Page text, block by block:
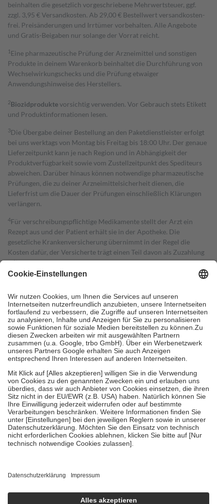
beinhalten die gesetzlich vorgeschriebene Mehrwertsteuer, ggf.
zzgl. 3,95 € Versandkosten. Ab 29,00 € Bestell­wert versand­kosten­
frei. Preisänderungen und Irrtümer vorbehalten. Alle Angebote
und Gratis-Beigaben nur solange der Vorrat reicht.
1 Eine pharmazeutische Prüfung der Arzneimittel und sonstigen
Produkte in deinem Warenkorb beinhaltet die Durchführung von
Wechselwirkungschecks und die Prüfung etwaiger
Anwendungshinweise des Herstellers.
2Biozidproduktevorsichtig verwenden. Vor Gebrauch stets Etikett
und Produktinformationen lesen.
3Die Übergabe deiner Bestellung an den Paketdienstleister erfolgt
bei uns werktags von Montag bis Freitag bis 18:00 Uhr. Der genaue
Lieferzeitpunkt kann je nach Region und in Abhängigkeit der
Produktverfügbarkeit sowie vom Zustellzeitpunkt des Spediteurs
abweichen. Darüber hinaus können notwendige pharmazeutische
Prüfungen, die zu deiner Arzneimittelsicherheit dienen, die
Lieferfrist um die Dauer der Prüfungen einschließlich Klärungen
verlängern.
4Für verschreibungspflichtige Medikamente stellt der Arzt ein
Rezept aus und der Patient erhält sie in der Apotheke. Die
gesetzliche Krankenversicherung übernimmt in der Regel die
Kosten dafür, der Versicherte trägt einen Teil davon als Zuzahlung
mit.
Grundsätzlich leisten Mitglieder Zuzahlungen in Höhe von zehn
höchstens zehn Euro.
Es sind jedoch nie mehr als die tatsächlichen
Kosten der Leistung zu entrichten.
Diese Regeln gelten grundsätzlich auch für Online-Apotheken.
Bei Heilmitteln und häuslicher Krankenpflege beträgt die
Zuzahlung zehn Prozent der Kosten sowie zehn Euro je
Verordnung.
Um das Engagement der Versicherten für ihre eigene Gesundheit zu
stärken und die besondere Stellung der Familie zu unterstützen,
fallenkeine Zuzahlungenan bei:
• Kindern und Jugendlichen bis zum vollendeten 18. Lebensjahr
mit Ausnahme der Fahrkosten
• Untersuchungen zur Vorsorge und Früherkennung, die von der
GKV getragen werden
• empfohlenen Schutzimpfungen
• Harn- und Blutteststreifen
getroffen, um sicherzustellen, dass es sich um echte Bewertungen
https://help.etrusted.com/hc/de/articles/4419944605341